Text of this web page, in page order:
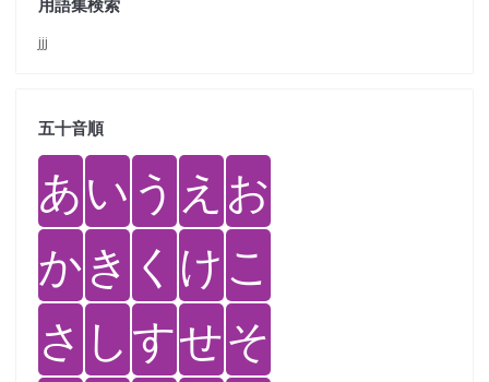
jjj
五十音順
あい う え お
かき く けこ
さ しすせそ